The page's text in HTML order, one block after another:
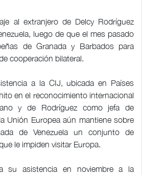
al extranjero de Delcy Rodríguez
luego de que el mes pasado
de Granada y Barbados para
cooperación bilateral.
a la CIJ, ubicada en Países
en el reconocimiento internacional
y de Rodríguez como jefa de
Unión Europea aún mantiene sobre
de Venezuela un conjunto de
le impiden visitar Europa.
su asistencia en noviembre a la